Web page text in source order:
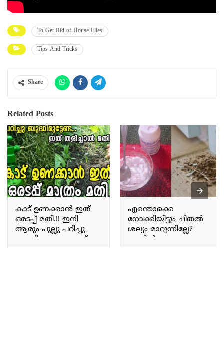
To Get Rid of House Flies
Tips And Tricks
Share
Related Posts
കാട് ഉണക്കാൻ ഇത്
ഒരടപ്പ് മതി.!! ഇനി
ആരും പുല്ലു പറിച്ചു
ബുദ്ധിമുട്ടേണ്ട; ഏത്
കാട് പിടിച്ചു കിടക്കുന്ന
എന്തൊക്കെ
നോക്കിയിട്ടും ചിതൽ
ശല്യം മാറുന്നില്ലേ?
എങ്കിൽ ഇങ്ങനെ
ചെയ്തു നോക്കൂ;